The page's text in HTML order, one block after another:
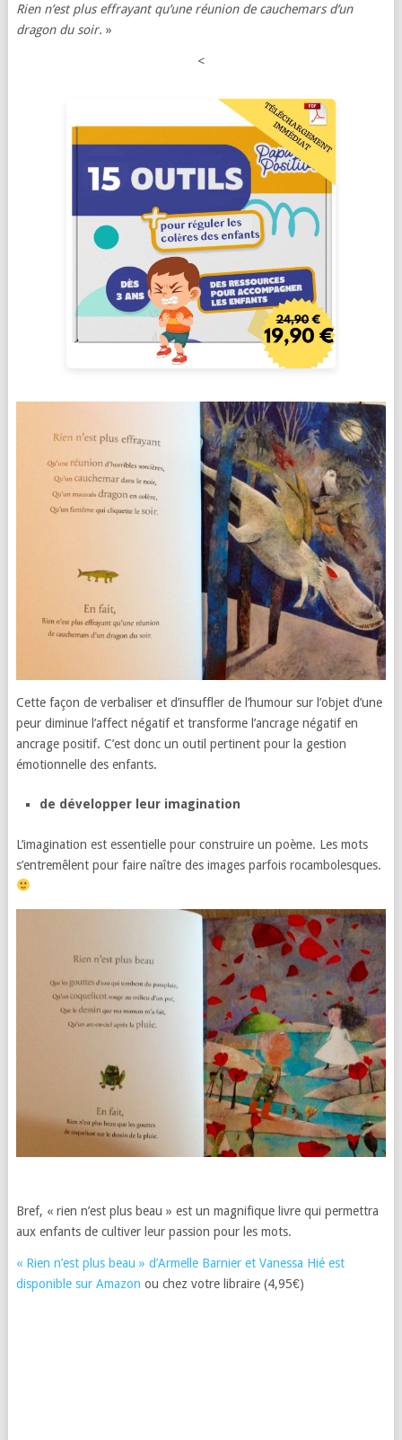
Rien n’est plus effrayant qu’une réunion de cauchemars d’un
dragon du soir. »
<
Cette façon de verbaliser et d’insuffler de l’humour sur l’objet d’une
peur diminue l’affect négatif et transforme l’ancrage négatif en
ancrage positif. C’est donc un outil pertinent pour la gestion
émotionnelle des enfants.
de développer leur imagination
L’imagination est essentielle pour construire un poème. Les mots
s’entremêlent pour faire naître des images parfois rocambolesques.
Bref, « rien n’est plus beau » est un magnifique livre qui permettra
aux enfants de cultiver leur passion pour les mots.
« Rien n’est plus beau » d’Armelle Barnier et Vanessa Hié est
disponible sur Amazon ou chez votre libraire (4,95€)